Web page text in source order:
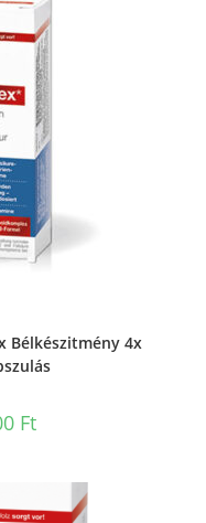
Bélkészitmény 4x
Ft